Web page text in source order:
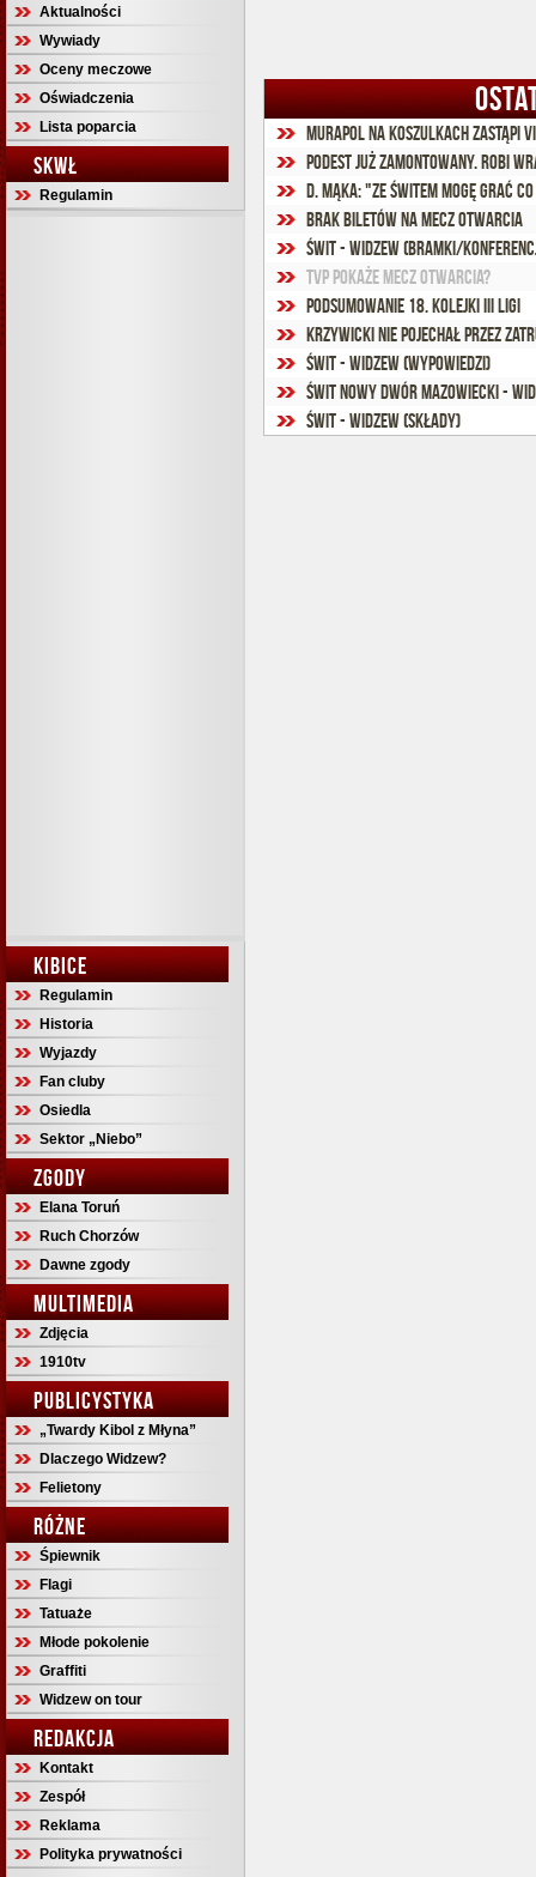
Aktualności
Wywiady
Oceny meczowe
Oświadczenia
Lista poparcia
SKWŁ
Regulamin
KIBICE
Regulamin
Historia
Wyjazdy
Fan cluby
Osiedla
Sektor „Niebo”
ZGODY
Elana Toruń
Ruch Chorzów
Dawne zgody
MULTIMEDIA
Zdjęcia
1910tv
PUBLICYSTYKA
„Twardy Kibol z Młyna”
Dlaczego Widzew?
Felietony
RÓŻNE
Śpiewnik
Flagi
Tatuaże
Młode pokolenie
Graffiti
Widzew on tour
REDAKCJA
Kontakt
Zespół
Reklama
Polityka prywatności
Murapol na koszulkach zastąpi
Podest już zamontowany. Robi
D. Mąka: "Ze Świtem mogę grać
Brak biletów na mecz otwarcia
Świt - Widzew (bramki/
TVP pokaże mecz otwarcia?
Podsumowanie 18. kolejki III ligi
Krzywicki nie pojechał przez
Świt - Widzew (wypowiedzi)
Świt Nowy Dwór Mazowiecki -
Świt - Widzew (składy)